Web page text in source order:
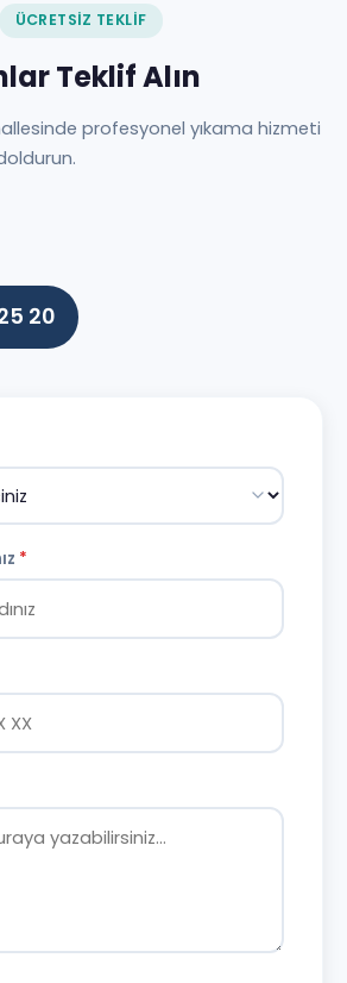
ÜCRETSIZ TEKLIF
Teklif Alın
profesyonel yıkama hizmeti
20
*